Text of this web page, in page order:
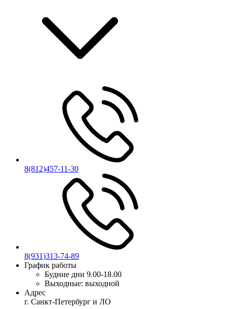
8(812)457-11-30
8(931)313-74-89
График работы
Будние дни 9.00-18.00
Выходные: выходной
Адрес
г. Санкт-Петербург и ЛО